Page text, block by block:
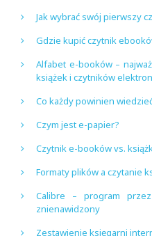
Jak wybrać swój pierwszy
Gdzie kupić czytnik
Alfabet e-booków –
książek i czytników
Co każdy powinien
Czym jest e-papier?
Czytnik e-booków vs.
Formaty plików a czytanie
Calibre – program
znienawidzony
Zestawienie księgarni